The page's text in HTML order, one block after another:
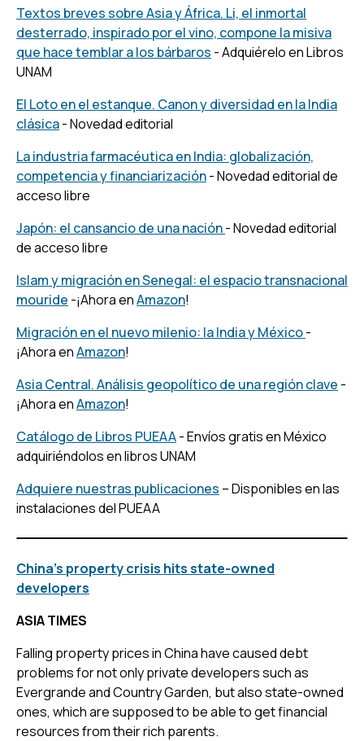
Textos breves sobre Asia y África. Li, el inmortal
desterrado, inspirado por el vino, compone la misiva
que hace temblar a los bárbaros - Adquiérelo en Libros
UNAM
El Loto en el estanque. Canon y diversidad en la India
clásica- Novedad editorial
La industria farmacéutica en India: globalización,
competencia y financiarización- Novedad editorial de
acceso libre
Japón: el cansancio de una nación- Novedad editorial
de acceso libre
Islam y migración en Senegal: el espacio transnacional
mouride -¡Ahora enAmazon!
Migración en el nuevo milenio: la India y México-
¡Ahora enAmazon!
Asia Central. Análisis geopolítico de una región clave -
¡Ahora enAmazon!
Catálogo de Libros PUEAA- Envíos gratis en México
adquiriéndolos en libros UNAM
Adquiere nuestras publicaciones – Disponibles en las
instalaciones del PUEAA
China’s property crisis hits state-owned
developers
ASIA TIMES
Falling property prices in China have caused debt
problems for not only private developers such as
Evergrande and Country Garden, but also state-owned
ones, which are supposed to be able to get financial
resources from their rich parents.